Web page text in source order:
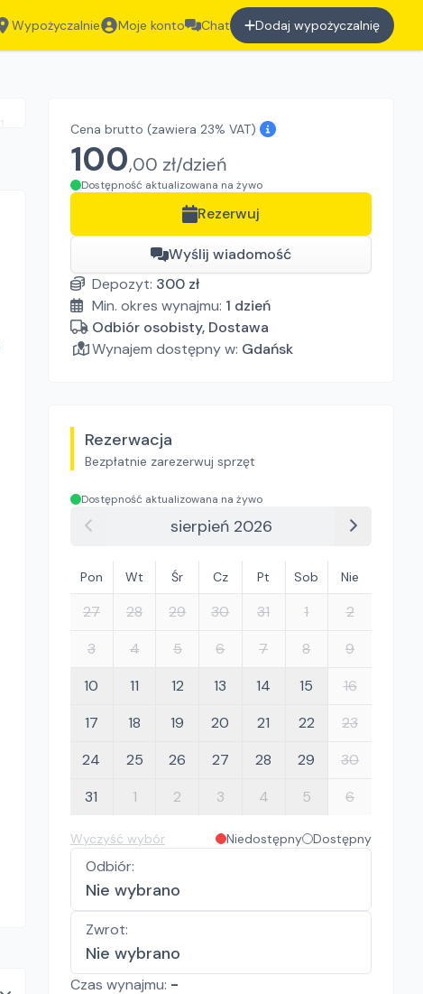
Wypożyczalnie Moje konto Chat Dodaj wypożyczalnię
Cena brutto (zawiera 23% VAT)
100,00 zł/dzień
Dostępność aktualizowana na żywo
Rezerwuj
Wyślij wiadomość
Depozyt: 300 zł
Min. okres wynajmu: 1 dzień
Odbiór osobisty, Dostawa
Wynajem dostępny w: Gdańsk
Rezerwacja
Bezpłatnie zarezerwuj sprzęt
Dostępność aktualizowana na żywo
sierpień 2026
Pon Wt Śr Cz Pt Sob Nie
27 28 29 30 31 1
2
3
4 5 6 7 8
9
10
11 12 13 14 15
16
17
18 19 20 21 22
23
24
25 26 27 28 29
30
31
1 2 3 4 5 6
Wyczyść wybór Niedostępny Dostępny
Odbiór:
Nie wybrano
Zwrot:
Nie wybrano
Czas wynajmu: -